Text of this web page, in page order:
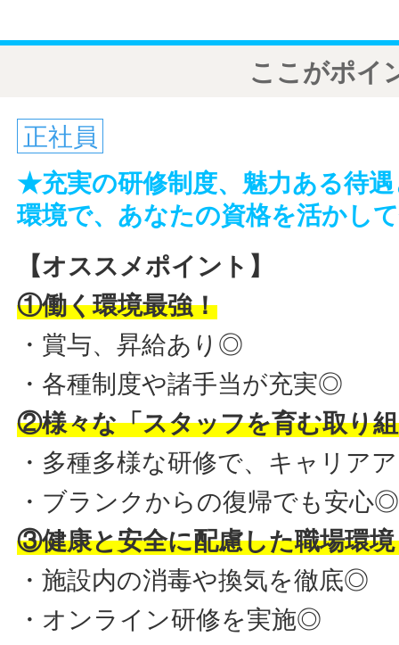
ここがポイ
正社員
★充実の研修制度、魅力ある待
環境で、あなたの資格を活かし
【オススメポイント】
①働く環境最強！
・賞与、昇給あり◎
・各種制度や諸手当が充実◎
②様々な「スタッフを育む取り
・多種多様な研修で、キャリア
・ブランクからの復帰でも安心◎
③健康と安全に配慮した職場環
・施設内の消毒や換気を徹底◎
・オンライン研修を実施◎